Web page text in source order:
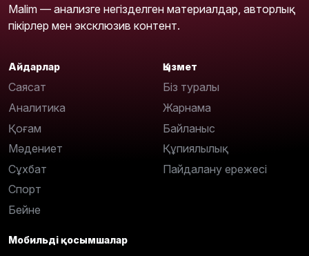
Malim — анализге негізделген материалдар, авторлық
пікірлер мен эксклюзив контент.
Айдарлар
Саясат
Аналитика
Қоғам
Мәдениет
Сұхбат
Спорт
Бейне
Қызмет
Біз туралы
Жарнама
Байланыс
Құпиялылық
Пайдалану ережесі
Мобильді қосымшалар